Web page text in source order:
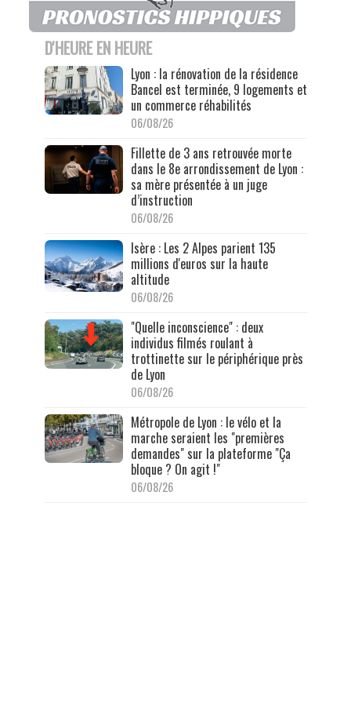
D'HEURE EN HEURE
Lyon : la rénovation de la résidence
Bancel est terminée, 9 logements et
un commerce réhabilités
06/08/26
Fillette de 3 ans retrouvée morte
dans le 8e arrondissement de Lyon :
sa mère présentée à un juge
d’instruction
06/08/26
Isère : Les 2 Alpes parient 135
millions d'euros sur la haute
altitude
06/08/26
"Quelle inconscience" : deux
individus filmés roulant à
trottinette sur le périphérique près
de Lyon
06/08/26
Métropole de Lyon : le vélo et la
marche seraient les "premières
demandes" sur la plateforme "Ça
bloque ? On agit !"
06/08/26